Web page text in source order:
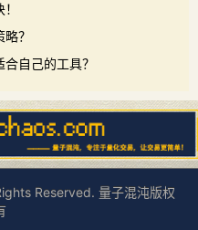
？
自己的工具？
Reserved. 量子混沌版权